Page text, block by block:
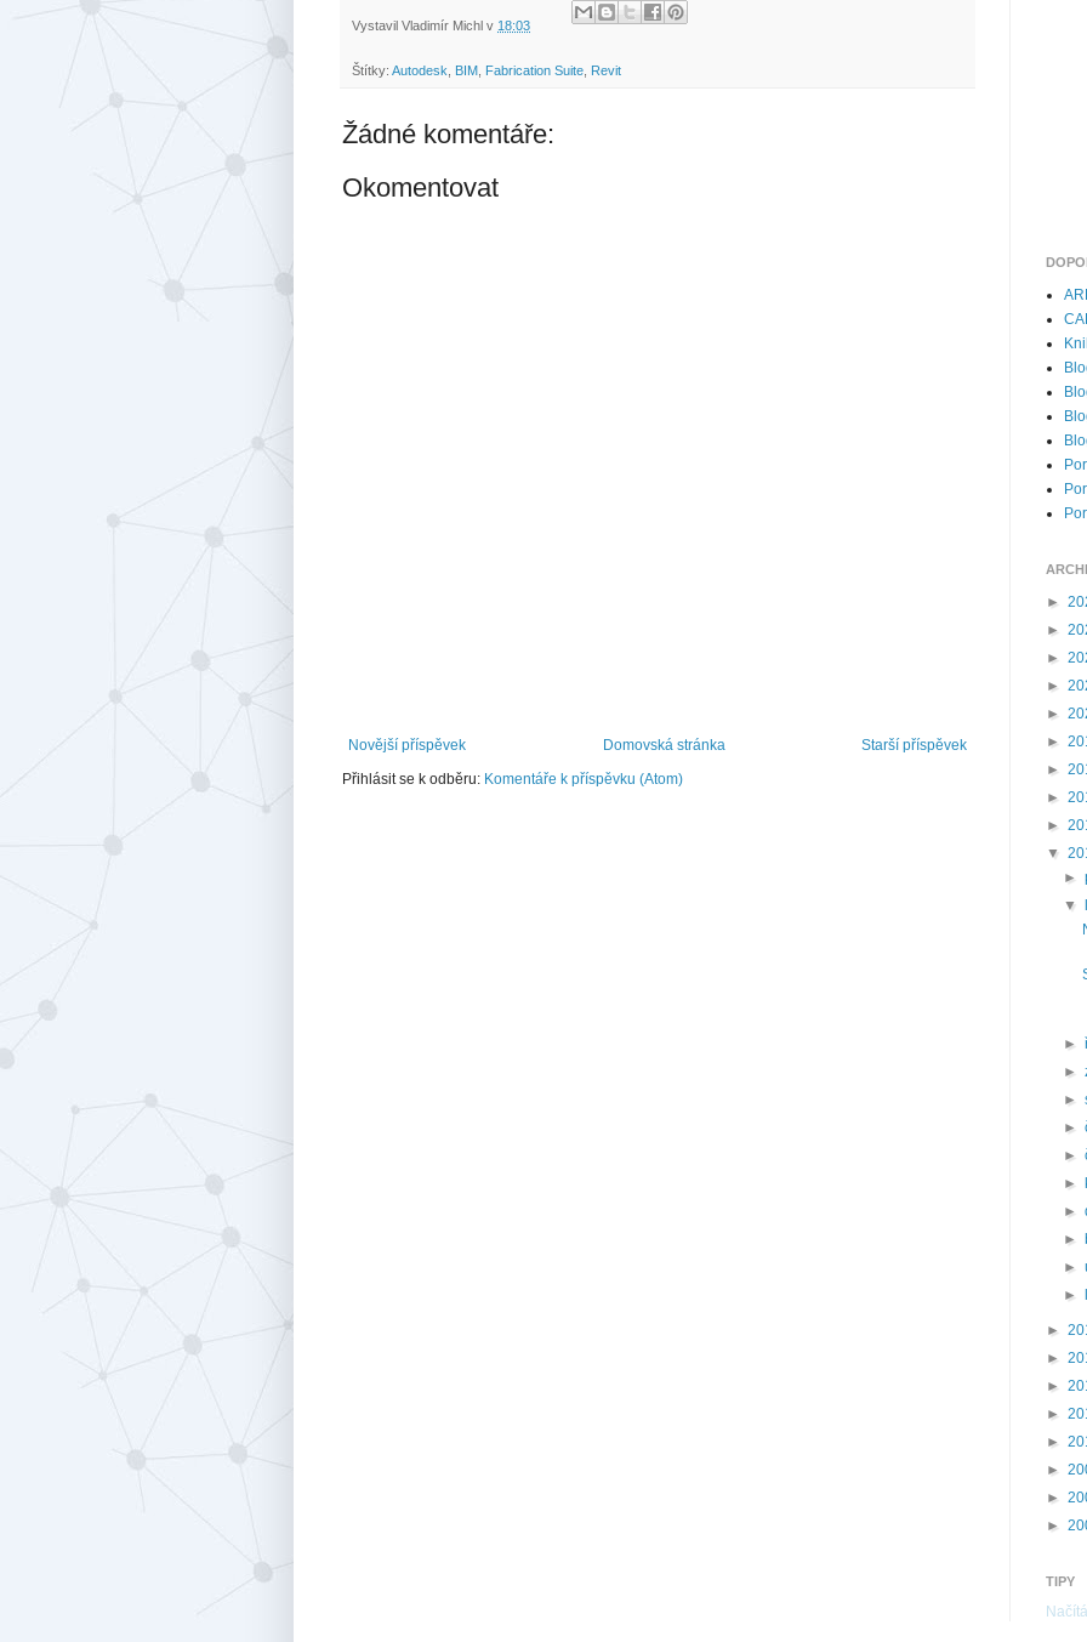
Vystavil Vladimír Michl v 18:03
Štítky: Autodesk BIM Fabrication Suite Revit
Žádné komentáře:
Okomentovat
Novější příspěvek Starší příspěvek
Domovská stránka
Přihlásit se k odběru: Komentáře k příspěvku (Atom)
►
►
►
►
►
►
►
►
►
▼
►
▼
►
►
►
►
►
►
►
►
►
►
►
►
►
►
►
►
►
►
TIPY